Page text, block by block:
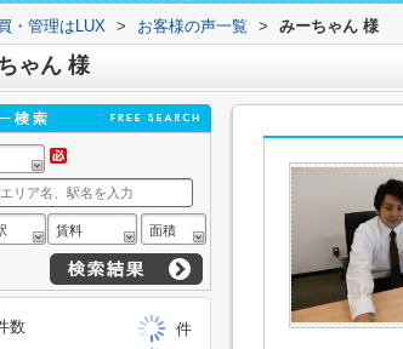
・管理はLUX > お客様の声一覧 > みーちゃん 様
ゃん 様
賃料 面積
数
件